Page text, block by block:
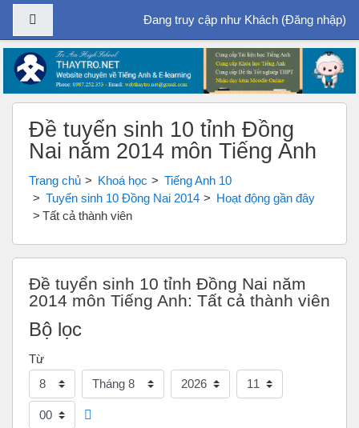
Chuyển tới nội dung chính
Bảng điều khiển cạnhĐang truy cập như Khách (Đăng nhập)
Đề tuyển sinh 10 tỉnh Đồng
Nai năm 2014 môn Tiếng Anh
Trang chủ Khoá học
Tiếng Anh 10
Tuyển sinh 10 Đồng Nai 2014
Hoạt động gần đây
Tất cả thành viên
Đề tuyển sinh 10 tỉnh Đồng Nai năm
2014 môn Tiếng Anh: Tất cả thành viên
Bộ lọc
Từ
Ngày
Tháng Năm Giờ
Phút